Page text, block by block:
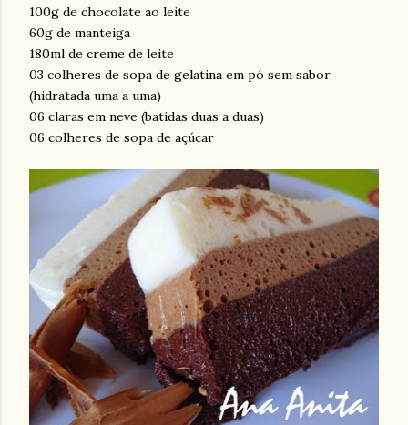
100g de chocolate ao leite
60g de manteiga
180ml de creme de leite
03 colheres de sopa de gelatina em pó sem sabor
(hidratada uma a uma)
06 claras em neve (batidas duas a duas)
06 colheres de sopa de açúcar